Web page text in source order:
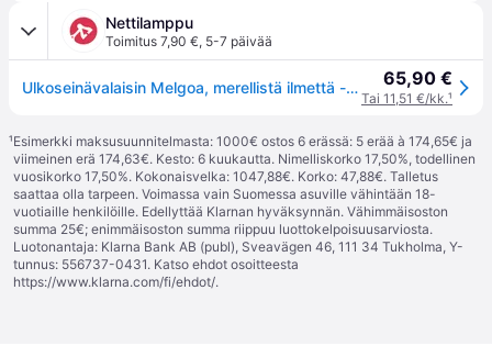
Nettilamppu
Toimitus 7,90 €, 5-7 päivää
Ulkoseinävalaisin Melgoa, merellistä ilmettä - musta, läpinäkyvä 65,90 €
Tai 11,51 €/kk.¹
¹Esimerkki maksusuunnitelmasta: 1000€ ostos 6 erässä: 5 erää à 174,65€ ja
viimeinen erä 174,63€. Kesto: 6 kuukautta. Nimelliskorko 17,50%, todellinen
vuosikorko 17,50%. Kokonaisvelka: 1047,88€. Korko: 47,88€. Talletus
saattaa olla tarpeen. Voimassa vain Suomessa asuville vähintään 18-
vuotiaille henkilöille. Edellyttää Klarnan hyväksynnän. Vähimmäisoston
summa 25€; enimmäisoston summa riippuu luottokelpoisuusarviosta.
Luotonantaja: Klarna Bank AB (publ), Sveavägen 46, 111 34 Tukholma, Y-
tunnus: 556737-0431. Katso ehdot osoitteesta
https://www.klarna.com/fi/ehdot/.